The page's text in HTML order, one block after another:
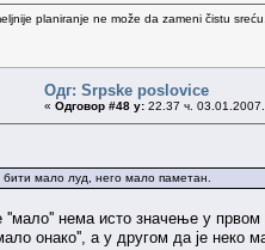
planiranje ne može da zameni čistu
Одг: Srpske poslovice
« Одговор #48 у: 22.37 ч.
мало луд, него мало паметан.
нема исто значење у првом
онако'', а у другом да је неко